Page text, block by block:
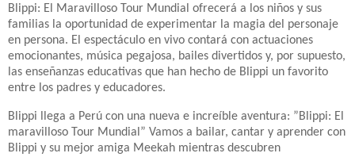
Blippi: El Maravilloso Tour Mundial ofrecerá a los niños y sus
familias la oportunidad de experimentar la magia del personaje
en persona. El espectáculo en vivo contará con actuaciones
emocionantes, música pegajosa, bailes divertidos y, por supuesto,
las enseñanzas educativas que han hecho de Blippi un favorito
entre los padres y educadores.
Blippi llega a Perú con una nueva e increíble aventura: ”Blippi: El
maravilloso Tour Mundial” Vamos a bailar, cantar y aprender con
Blippi y su mejor amiga Meekah mientras descubren